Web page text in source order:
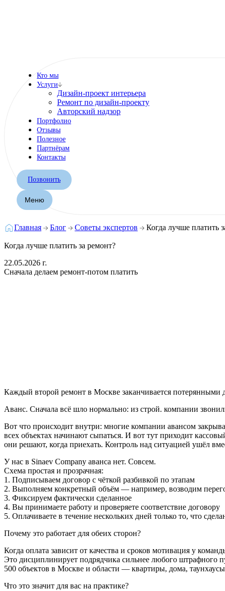
Кто мы
Услуги
Дизайн-проект интерьера
Ремонт по дизайн-проекту
Авторский надзор
Портфолио
Отзывы
Полезное
Партнёрам
Контакты
Позвонить
Меню
Главная Блог Советы экспертов Когда лучше платить
Когда лучше платить за ремонт?
22.05.2026 г.
Сначала делаем ремонт-потом платить
Каждый второй ремонт в Москве заканчивается потерянными
Аванс. Сначала всё шло нормально: из строй. компании
Вот что происходит внутри: многие компании авансом
всех объектах начинают сыпаться. И вот тут приходит
они решают, когда приехать. Контроль над ситуацией ушёл
У нас в Sinaev Company аванса нет. Совсем.
Схема простая и прозрачная:
1. Подписываем договор с чёткой разбивкой по этапам
2. Выполняем конкретный объём — например, возводим
3. Фиксируем фактически сделанное
4. Вы принимаете работу и проверяете соответствие договору
5. Оплачиваете в течение нескольких дней только то, что
Почему это работает для обеих сторон?
Когда оплата зависит от качества и сроков мотивация у
Это дисциплинирует подрядчика сильнее любого штрафного
500 объектов в Москве и области — квартиры, дома,
Что это значит для вас на практике?